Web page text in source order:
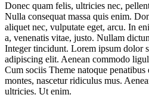
Donec quam felis, ultricies nec,
Nulla consequat massa quis enim.
aliquet nec, vulputate eget, arcu. In
a, venenatis vitae, justo. Nullam
Integer tincidunt. Lorem ipsum dolor
adipiscing elit. Aenean commodo
Cum sociis Theme natoque
montes, nascetur ridiculus mus.
ultricies. Ut enim.